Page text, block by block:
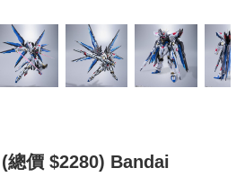
總價 $2280) Bandai